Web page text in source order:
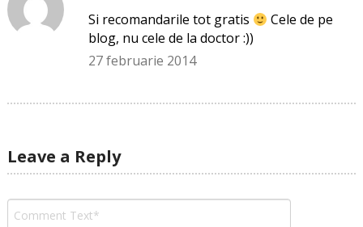
Si recomandarile tot gratis
Cele de pe
blog, nu cele de la doctor :))
27 februarie 2014
Leave a Reply